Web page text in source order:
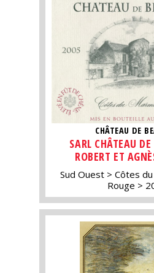
CHÂTEAU DE
SARL CHÂTEAU
ROBERT ET
Sud Ouest
Côtes
Rouge